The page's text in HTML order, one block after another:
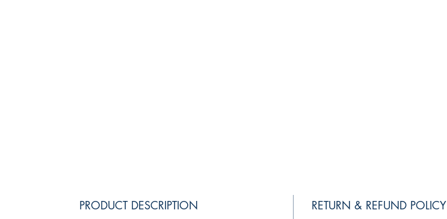
PRODUCT DESCRIPTION RETURN & REFUND POLICY